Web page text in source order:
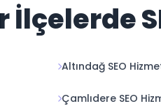
Altındağ SEO
Çamlıdere SEO